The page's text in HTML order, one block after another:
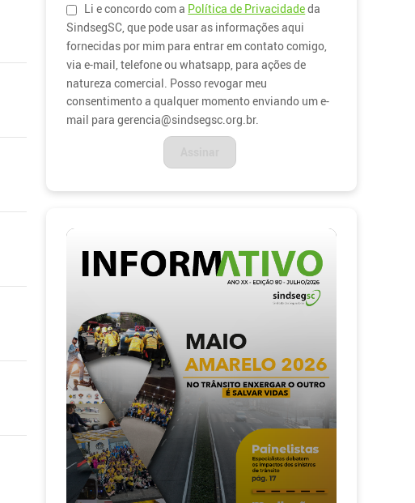
Li e concordo com a Política de Privacidadeda
SindsegSC, que pode usar as informações aqui
fornecidas por mim para entrar em contato comigo,
via e-mail, telefone ou whatsapp, para ações de
natureza comercial. Posso revogar meu
consentimento a qualquer momento enviando um e-
mail para gerencia@sindsegsc.org.br.